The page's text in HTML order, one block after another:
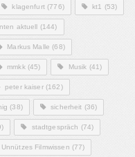
klagenfurt(776) kt1 (53)
aktuell (144)
Markus Malle (68)
mmkk(45) Musik (41)
peter kaiser(162)
(38) sicherheit (36)
stadtgespräch (74)
Unnützes Filmwissen (77)